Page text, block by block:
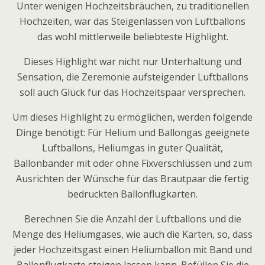
Unter wenigen Hochzeitsbräuchen, zu traditionellen
Hochzeiten, war das Steigenlassen von Luftballons
das wohl mittlerweile beliebteste Highlight.
Dieses Highlight war nicht nur Unterhaltung und
Sensation, die Zeremonie aufsteigender Luftballons
soll auch Glück für das Hochzeitspaar versprechen.
Um dieses Highlight zu ermöglichen, werden folgende
Dinge benötigt: Für Helium und Ballongas geeignete
Luftballons, Heliumgas in guter Qualität,
Ballonbänder mit oder ohne Fixverschlüssen und zum
Ausrichten der Wünsche für das Brautpaar die fertig
bedruckten Ballonflugkarten.
Berechnen Sie die Anzahl der Luftballons und die
Menge des Heliumgases, wie auch die Karten, so, dass
jeder Hochzeitsgast einen Heliumballon mit Band und